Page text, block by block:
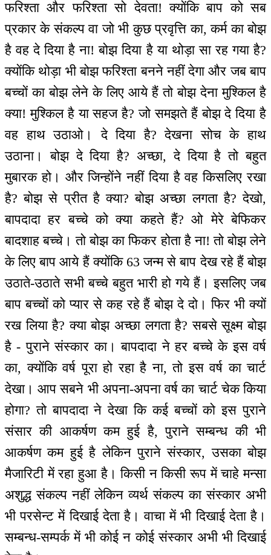
फरिश्ता और फरिश्ता सो देवता! क्योंकि बाप को सब
प्रकार के संकल्प वा जो भी कुछ प्रवृत्ति का, कर्म का बोझ
है वह दे दिया है ना! बोझ दिया है या थोड़ा सा रह गया है?
क्योंकि थोड़ा भी बोझ फरिश्ता बनने नहीं देगा और जब बाप
बच्चों का बोझ लेने के लिए आये हैं तो बोझ देना मुश्किल है
क्या! मुश्किल है या सहज है? जो समझते हैं बोझ दे दिया है
वह हाथ उठाओ। दे दिया है? देखना सोच के हाथ
उठाना। बोझ दे दिया है? अच्छा, दे दिया है तो बहुत
मुबारक हो। और जिन्होंने नहीं दिया है वह किसलिए रखा
है? बोझ से प्रीत है क्या? बोझ अच्छा लगता है? देखो,
बापदादा हर बच्चे को क्या कहते हैं? ओ मेरे बेफिकर
बादशाह बच्चे। तो बोझ का फिकर होता है ना! तो बोझ लेने
के लिए बाप आये हैं क्योंकि 63 जन्म से बाप देख रहे हैं बोझ
उठाते-उठाते सभी बच्चे बहुत भारी हो गये हैं। इसलिए जब
बाप बच्चों को प्यार से कह रहे हैं बोझ दे दो। फिर भी क्यों
रख लिया है? क्या बोझ अच्छा लगता है? सबसे सूक्ष्म बोझ
है - पुराने संस्कार का। बापदादा ने हर बच्चे के इस वर्ष
का, क्योंकि वर्ष पूरा हो रहा है ना, तो इस वर्ष का चार्ट
देखा। आप सबने भी अपना-अपना वर्ष का चार्ट चेक किया
होगा? तो बापदादा ने देखा कि कई बच्चों को इस पुराने
संसार की आकर्षण कम हुई है, पुराने सम्बन्ध की भी
आकर्षण कम हुई है लेकिन पुराने संस्कार, उसका बोझ
मैजारिटी में रहा हुआ है। किसी न किसी रूप में चाहे मन्सा
अशुद्ध संकल्प नहीं लेकिन व्यर्थ संकल्प का संस्कार अभी
भी परसेन्ट में दिखाई देता है। वाचा में भी दिखाई देता है।
सम्बन्ध-सम्पर्क में भी कोई न कोई संस्कार अभी भी दिखाई